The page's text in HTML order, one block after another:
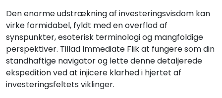
Den enorme udstrækning af investeringsvisdom kan
virke formidabel, fyldt med en overflod af
synspunkter, esoterisk terminologi og mangfoldige
perspektiver. Tillad Immediate Flik at fungere som din
standhaftige navigator og lette denne detaljerede
ekspedition ved at injicere klarhed i hjertet af
investeringsfeltets viklinger.